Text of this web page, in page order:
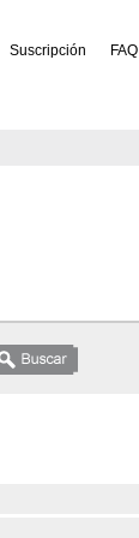
Suscripción FAQ